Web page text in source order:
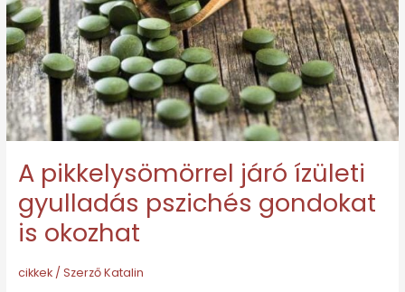
A pikkelysömörrel járó ízületi
gyulladás pszichés gondokat
is okozhat
cikkek/ SzerzőKatalin